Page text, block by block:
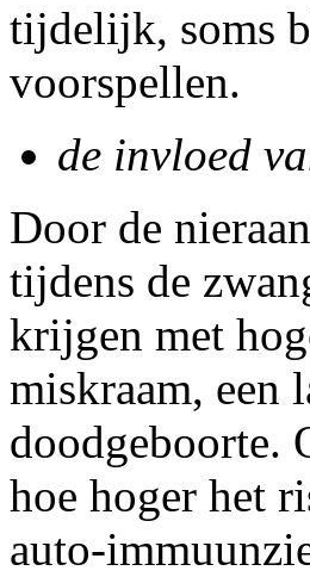
tijdelijk, soms
voorspellen.
de invloed
Door de
tijdens de
krijgen met
miskraam, een
doodgeboorte.
hoe hoger het
auto-